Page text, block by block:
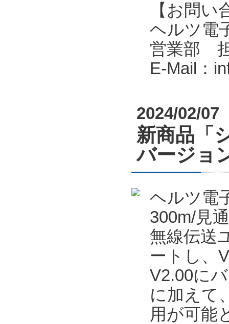
【お問い
ヘルツ電
営業部
E-Mail：
2024/02/07
新商品「
バージョ
ヘルツ電
300m/見
無線伝送
ートし、
V2.00に
に加えて
用が可能